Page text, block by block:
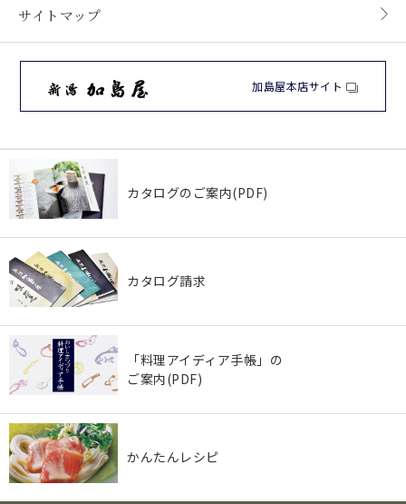
サイトマップ
加島屋本店サイト
カタログのご案内(PDF)
カタログ請求
「料理アイディア手帳」の
ご案内(PDF)
かんたんレシピ